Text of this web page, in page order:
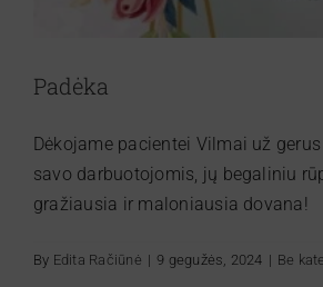
Padėka
Dėkojame pacientei Vilmai už
savo darbuotojomis, jų begaliniu
gražiausia ir maloniausia dovana!
By Edita Račiūnė | 9 gegužės, 2024 | Be